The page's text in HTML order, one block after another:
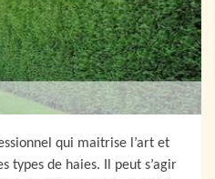
qui maitrise l’art et
types de haies. Il peut s’agir